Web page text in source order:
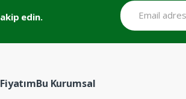
edin.
FiyatımBu Kurumsal